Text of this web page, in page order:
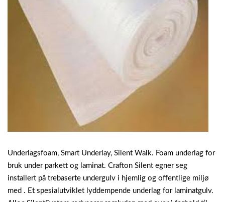
Underlagsfoam, Smart Underlay, Silent Walk. Foam underlag for
bruk under parkett og laminat. Crafton Silent egner seg
installert på trebaserte undergulv i hjemlig og offentlige miljø
med . Et spesialutviklet lyddempende underlag for laminatgulv.